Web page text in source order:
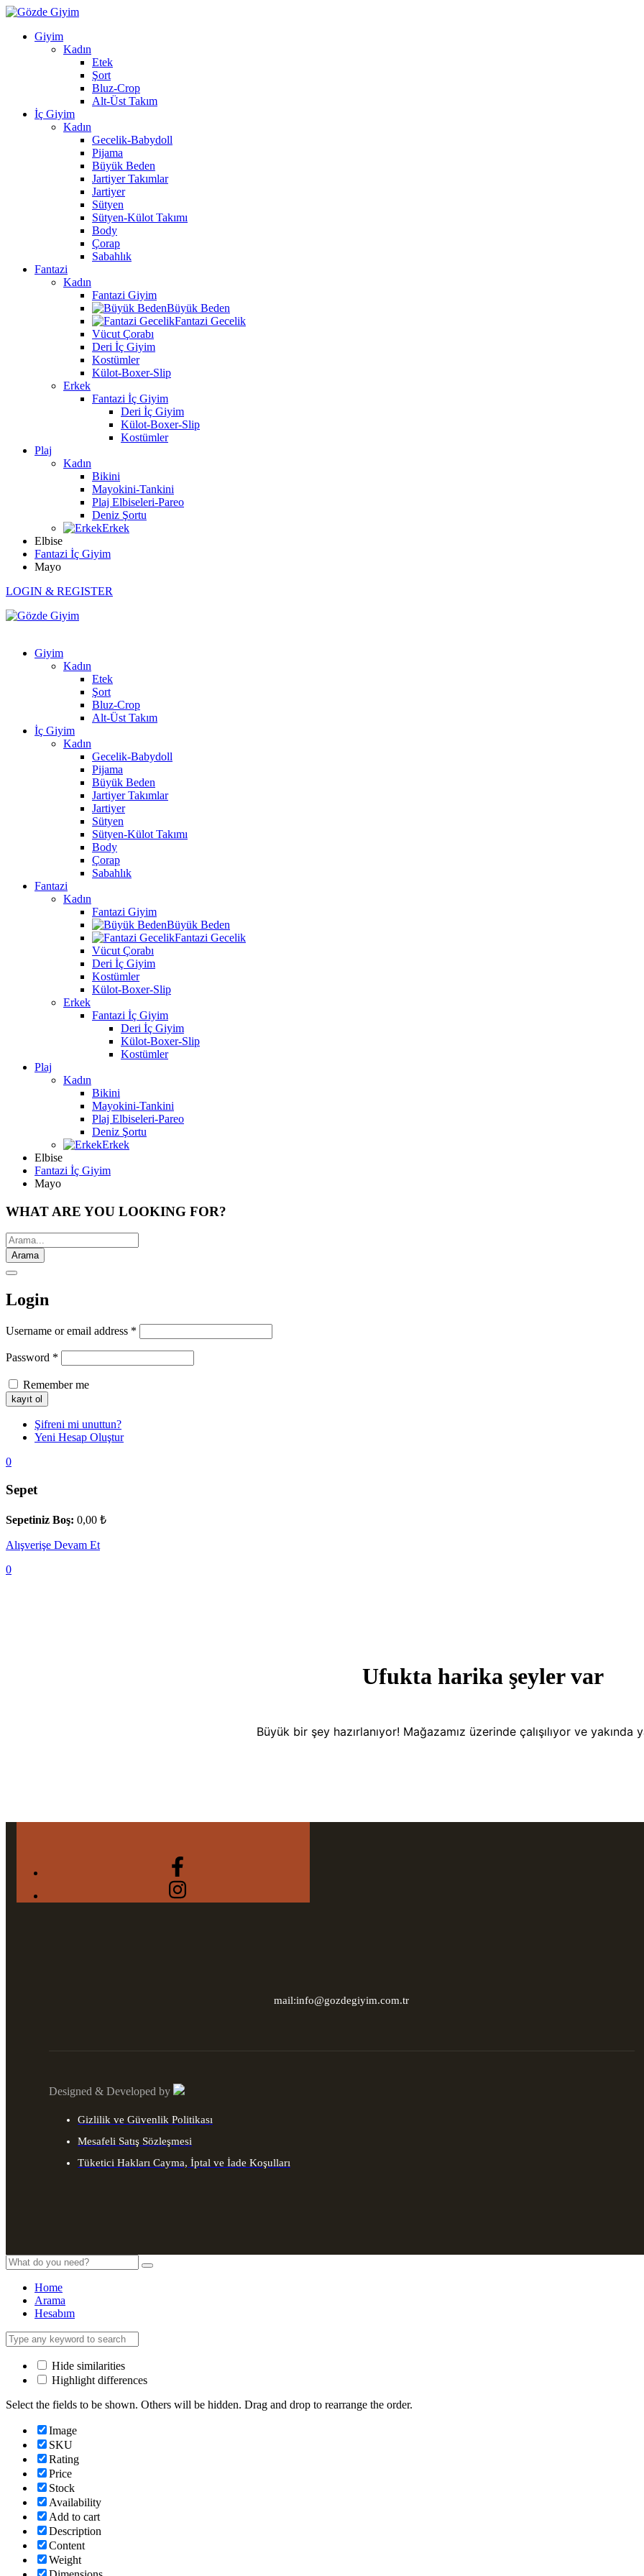
Giyim
Kadın
Etek
Şort
Bluz-Crop
Alt-Üst Takım
İç Giyim
Kadın
Gecelik-Babydoll
Pijama
Büyük Beden
Jartiyer Takımlar
Jartiyer
Sütyen
Sütyen-Külot Takımı
Body
Çorap
Sabahlık
Fantazi
Kadın
Fantazi Giyim
Büyük Beden
Fantazi Gecelik
Vücut Çorabı
Deri İç Giyim
Kostümler
Külot-Boxer-Slip
Erkek
Fantazi İç Giyim
Deri İç Giyim
Külot-Boxer-Slip
Kostümler
Plaj
Kadın
Bikini
Mayokini-Tankini
Plaj Elbiseleri-Pareo
Deniz Şortu
Erkek
Elbise
Fantazi İç Giyim
Mayo
LOGIN & REGISTER
Giyim
Kadın
Etek
Şort
Bluz-Crop
Alt-Üst Takım
İç Giyim
Kadın
Gecelik-Babydoll
Pijama
Büyük Beden
Jartiyer Takımlar
Jartiyer
Sütyen
Sütyen-Külot Takımı
Body
Çorap
Sabahlık
Fantazi
Kadın
Fantazi Giyim
Büyük Beden
Fantazi Gecelik
Vücut Çorabı
Deri İç Giyim
Kostümler
Külot-Boxer-Slip
Erkek
Fantazi İç Giyim
Deri İç Giyim
Külot-Boxer-Slip
Kostümler
Plaj
Kadın
Bikini
Mayokini-Tankini
Plaj Elbiseleri-Pareo
Deniz Şortu
Erkek
Elbise
Fantazi İç Giyim
Mayo
WHAT ARE YOU LOOKING FOR?
Arama
Login
Username or email address *
Password *
Remember me
Şifreni mi unuttun?
Yeni Hesap Oluştur
0
Sepet
Sepetiniz Boş: 0,00 ₺
Alışverişe Devam Et
0
Ufukta harika şeyler var
Büyük bir şey hazırlanıyor! Mağazamız üzerinde çalışılıyor ve yakında
mail:info@gozdegiyim.com.tr
Designed & Developed by
Gizlilik ve Güvenlik Politikası
Mesafeli Satış Sözleşmesi
Tüketici Hakları Cayma, İptal ve İade Koşulları
Home
Arama
Hesabım
Hide similarities
Highlight differences
Select the fields to be shown. Others will be hidden. Drag and drop to rearrange the order.
Image
SKU
Rating
Price
Stock
Availability
Add to cart
Description
Content
Weight